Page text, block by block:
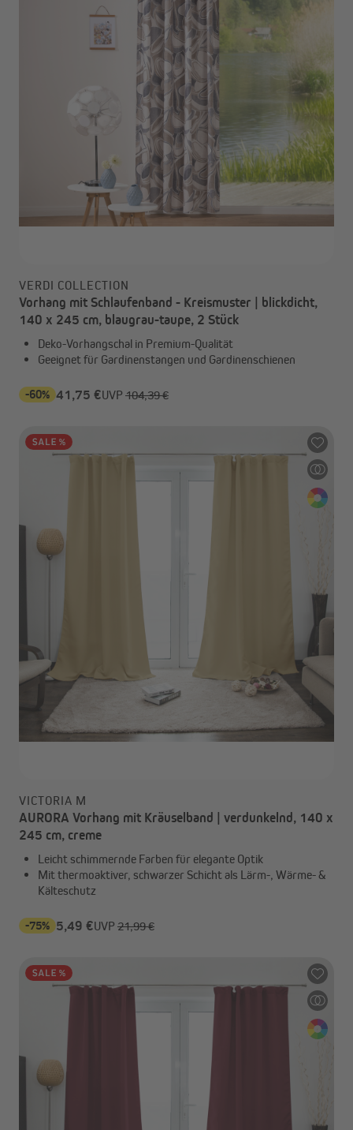
VERDI COLLECTION
Vorhang mit Schlaufenband - Kreismuster | blickdicht,
140 x 245 cm, blaugrau-taupe, 2 Stück
Deko-Vorhangschal in Premium-Qualität
Geeignet für Gardinenstangen und Gardinenschienen
-60% 41,75 €UVP 104,39 €
VICTORIA M
AURORA Vorhang mit Kräuselband | verdunkelnd, 140 x
245 cm, creme
Leicht schimmernde Farben für elegante Optik
Mit thermoaktiver, schwarzer Schicht als Lärm-, Wärme- &
Kälteschutz
-75% 5,49 €UVP 21,99 €